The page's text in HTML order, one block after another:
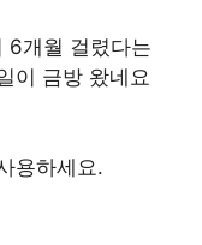
6개월 걸렸다는
이 금방 왔네요
용하세요.